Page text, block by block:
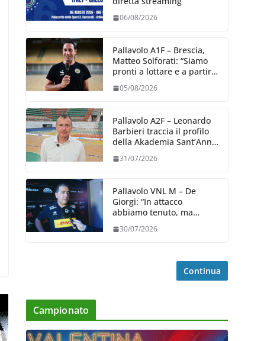
06/08/2026
Pallavolo A1F – Brescia,
Matteo Solforati: “Siamo
pronti a lottare e a partire
giorno”
05/08/2026
Pallavolo A2F – Leonardo
Barbieri traccia il profilo
della Akademia Sant’Anna
31/07/2026
Pallavolo VNL M – De
Giorgi: “In attacco
abbiamo tenuto, ma
dalla prestazione in
30/07/2026
Continua
Campionato